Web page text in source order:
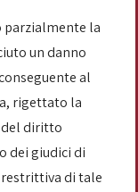
parzialmente la
un danno
al
rigettato la
del diritto
dei giudici di
di tale